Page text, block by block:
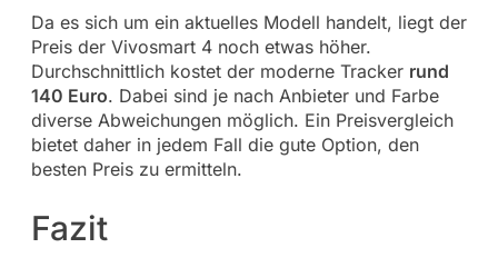
Da es sich um ein aktuelles Modell handelt, liegt der
Preis der Vivosmart 4 noch etwas höher.
Durchschnittlich kostet der moderne Tracker rund
140 Euro. Dabei sind je nach Anbieter und Farbe
diverse Abweichungen möglich. Ein Preisvergleich
bietet daher in jedem Fall die gute Option, den
besten Preis zu ermitteln.
Fazit